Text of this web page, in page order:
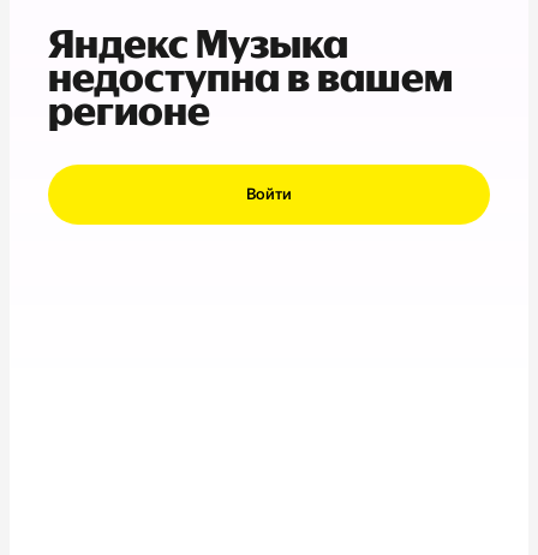
Яндекс Музыка
недоступна в вашем
регионе
Войти